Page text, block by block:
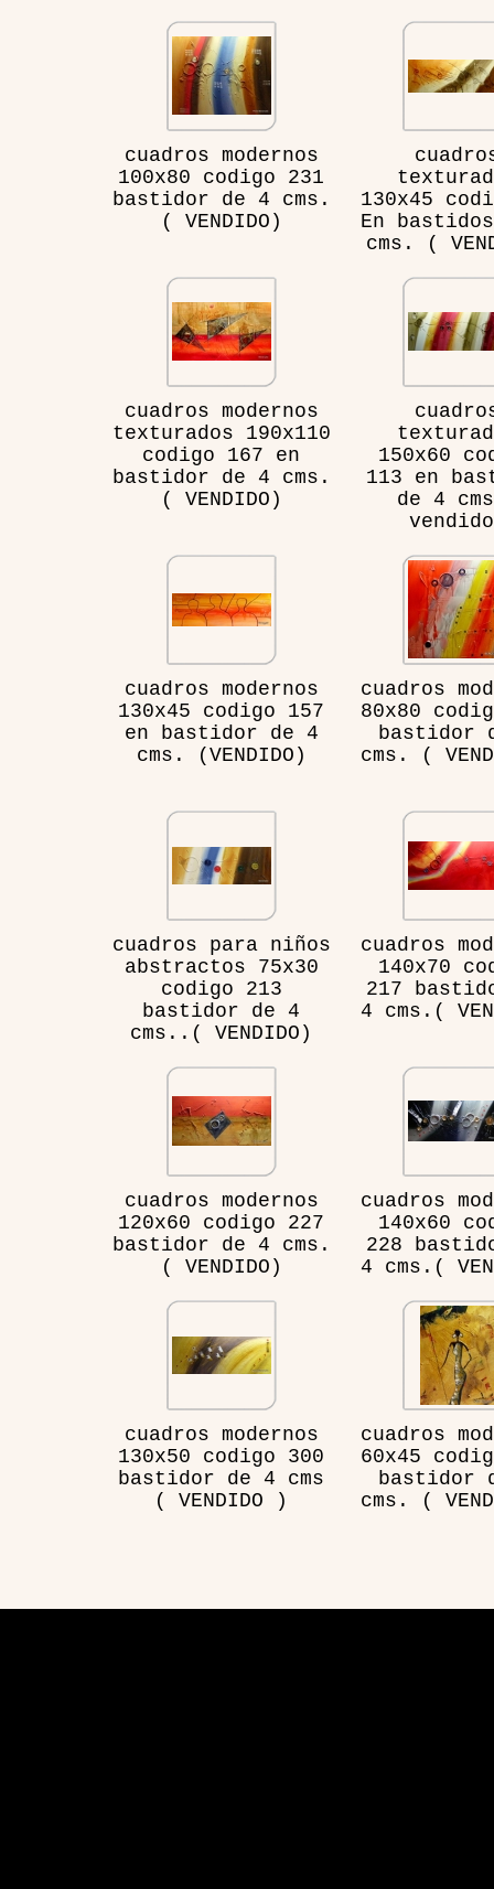
cuadros modernos
100x80 codigo 231
bastidor de 4 cms.
( VENDIDO)
130x45
En
cms. (
cuadros modernos
texturados 190x110
codigo 167 en
bastidor de 4 cms.
( VENDIDO)
150x60
113 en
de 4
cuadros modernos
130x45 codigo 157
en bastidor de 4
cms. (VENDIDO)
cuadros
80x80
bastidor
cms. (
cuadros para niños
abstractos 75x30
codigo 213
bastidor de 4
cms..( VENDIDO)
cuadros
140x70
217
4 cms.(
cuadros modernos
120x60 codigo 227
bastidor de 4 cms.
( VENDIDO)
cuadros
140x60
228
4 cms.(
cuadros modernos
130x50 codigo 300
bastidor de 4 cms
( VENDIDO )
cuadros
60x45
bastidor
cms. (